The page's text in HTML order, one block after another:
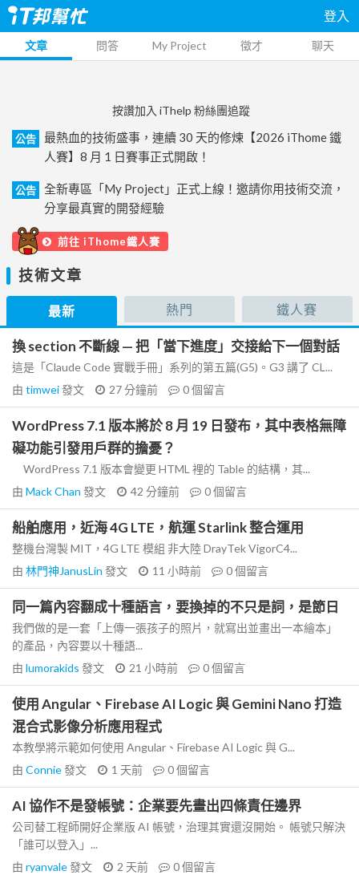
登入
文章 問答 My Project 徵才 聊天
按讚加入 iThelp 粉絲團追蹤
公告
最熱血的技術盛事，連續 30 天的修煉【2026 iThome 鐵
人賽】8 月 1 日賽事正式開啟！
公告
全新專區「My Project」正式上線！邀請你用技術交流，
分享最真實的開發經驗
前往 iThome鐵人賽
技術文章
最新 熱門 鐵人賽
換 section 不斷線 — 把「當下進度」交接給下一個對話
這是「Claude Code 實戰手冊」系列的第五篇(G5)。G3 講了 CL...
由 timwei發文 27 分鐘前 0個留言
WordPress 7.1 版本將於 8 月 19 日發布，其中表格無障
礙功能引發用戶群的擔憂？
WordPress 7.1 版本會變更 HTML 裡的 Table 的結構，其...
由 Mack Chan 發文 42 分鐘前 0個留言
船舶應用，近海 4G LTE，航運 Starlink 整合運用
整機台灣製 MIT，4G LTE 模組 非大陸 DrayTek VigorC4...
由 林門神JanusLin 發文 11 小時前 0個留言
同一篇內容翻成十種語言，要換掉的不只是詞，是節日
我們做的是一套「上傳一張孩子的照片，就寫出並畫出一本繪本」
的產品，內容要以十種語...
由 lumorakids 發文 21 小時前 0個留言
使用 Angular、Firebase AI Logic 與 Gemini Nano 打造
混合式影像分析應用程式
本教學將示範如何使用 Angular、Firebase AI Logic 與 G...
由 Connie發文 1 天前 0個留言
AI 協作不是發帳號：企業要先畫出四條責任邊界
公司替工程師開好企業版 AI 帳號，治理其實還沒開始。 帳號只解決
「誰可以登入」...
由 ryanvale發文 2 天前 0個留言